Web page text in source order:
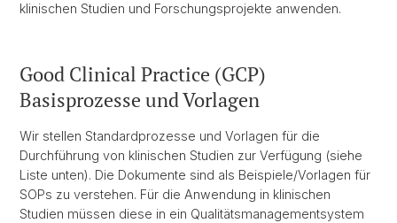
klinischen Studien und Forschungsprojekte anwenden.
Good Clinical Practice (GCP)
Basisprozesse und Vorlagen
Wir stellen Standardprozesse und Vorlagen für die
Durchführung von klinischen Studien zur Verfügung (siehe
Liste unten). Die Dokumente sind als Beispiele/Vorlagen für
SOPs zu verstehen. Für die Anwendung in klinischen
Studien müssen diese in ein Qualitätsmanagementsystem